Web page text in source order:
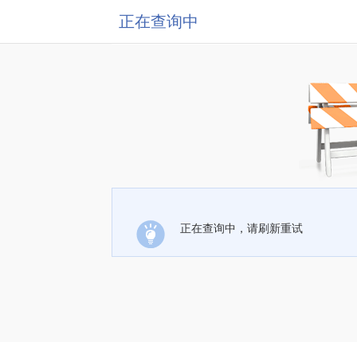
正在查询中
正在查询中，请刷新重试